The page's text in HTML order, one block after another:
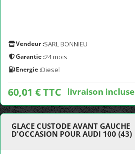
Vendeur :SARL BONNIEU
Garantie :24 mois
Energie :Diesel
60,01 € TTC livraison incluse
GLACE CUSTODE AVANT GAUCHE
D'OCCASION POUR AUDI 100 (43)